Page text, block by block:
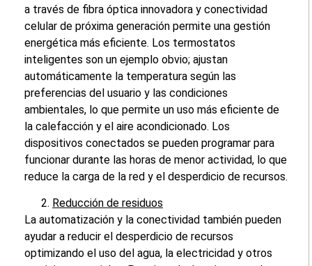
a través de fibra óptica innovadora y conectividad
celular de próxima generación permite una gestión
energética más eficiente. Los termostatos
inteligentes son un ejemplo obvio; ajustan
automáticamente la temperatura según las
preferencias del usuario y las condiciones
ambientales, lo que permite un uso más eficiente de
la calefacción y el aire acondicionado. Los
dispositivos conectados se pueden programar para
funcionar durante las horas de menor actividad, lo que
reduce la carga de la red y el desperdicio de recursos.
Reducción de residuos
La automatización y la conectividad también pueden
ayudar a reducir el desperdicio de recursos
optimizando el uso del agua, la electricidad y otros